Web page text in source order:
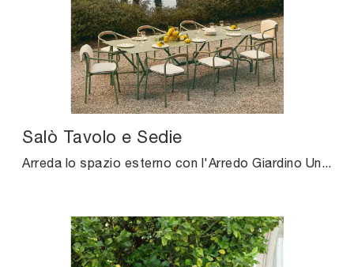
Salò Tavolo e Sedie
Arreda lo spazio esterno con l'Arredo Giardino Unopiu! Set e sedie da giardino in metallo, come il modello Salò Tavolo e Sedie, ti aspettano!